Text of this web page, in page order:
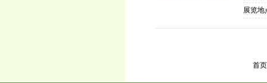
展览地
首页